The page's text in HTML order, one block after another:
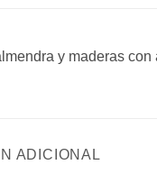
y maderas con
ADICIONAL